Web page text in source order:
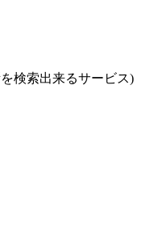
検索出来るサービス)